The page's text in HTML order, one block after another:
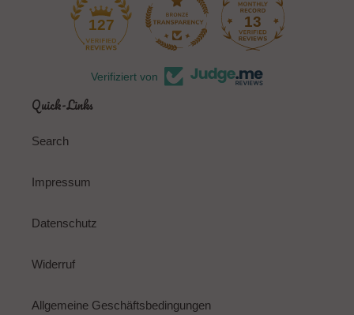
127 13
Verifiziert von
Quick-Links
Search
Impressum
Datenschutz
Widerruf
Allgemeine Geschäftsbedingungen